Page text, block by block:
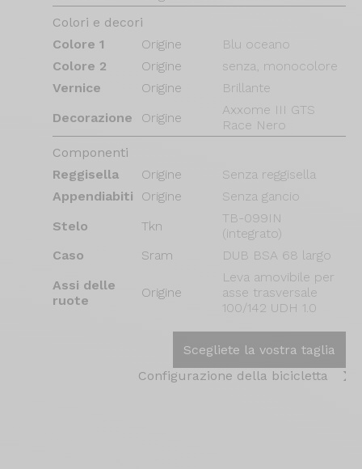
Colori e decori
Colore 1
Origine
Blu oceano
Colore 2
Origine
senza, monocolore
Vernice
Origine
Brillante
Decorazione
Origine
Axxome III GTS
Race Nero
Componenti
Reggisella
Origine
Senza reggisella
Appendiabiti
Origine
Senza gancio
Stelo
Tkn
TB-099IN
(integrato)
Caso
Sram
DUB BSA 68 largo
Assi delle
ruote
Origine
Leva amovibile per
asse trasversale
100/142 UDH 1.0
Scegliete la vostra taglia
Configurazione della bicicletta